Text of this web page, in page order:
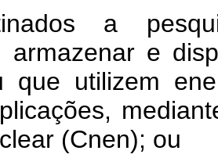
a
armazenar e
que utilizem
(Cnen); ou